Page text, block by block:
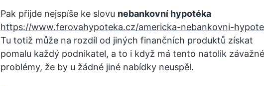
Pak přijde nejspíše ke slovu nebankovní hypotéka
https://www.ferovahypoteka.cz/americka-nebankovni-
Tu totiž může na rozdíl od jiných finančních produktů získat
pomalu každý podnikatel, a to i když má tento natolik závažné
problémy, že by u žádné jiné nabídky neuspěl.